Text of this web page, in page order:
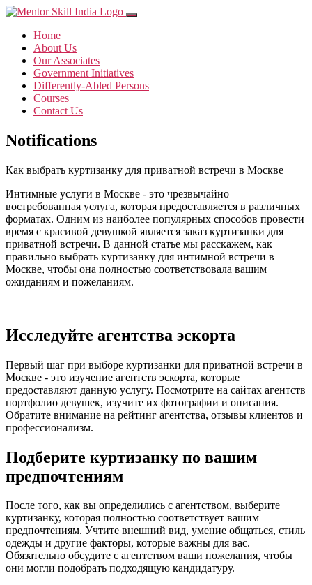
Home
About Us
Our Associates
Government Initiatives
Differently-Abled Persons
Courses
Contact Us
Notifications
Как выбрать куртизанку для приватной встречи в Москве
Интимные услуги в Москве - это чрезвычайно
востребованная услуга, которая предоставляется в различных
форматах. Одним из наиболее популярных способов провести
время с красивой девушкой является заказ куртизанки для
приватной встречи. В данной статье мы расскажем, как
правильно выбрать куртизанку для интимной встречи в
Москве, чтобы она полностью соответствовала вашим
ожиданиям и пожеланиям.
Исследуйте агентства эскорта
Первый шаг при выборе куртизанки для приватной встречи в
Москве - это изучение агентств эскорта, которые
предоставляют данную услугу. Посмотрите на сайтах агентств
портфолио девушек, изучите их фотографии и описания.
Обратите внимание на рейтинг агентства, отзывы клиентов и
профессионализм.
Подберите куртизанку по вашим
предпочтениям
После того, как вы определились с агентством, выберите
куртизанку, которая полностью соответствует вашим
предпочтениям. Учтите внешний вид, умение общаться, стиль
одежды и другие факторы, которые важны для вас.
Обязательно обсудите с агентством ваши пожелания, чтобы
они могли подобрать подходящую кандидатуру.